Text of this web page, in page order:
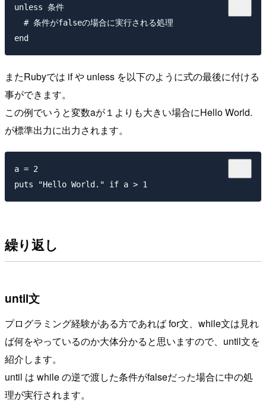
unless 条件
  # 条件がfalseの場合に実行される処理
またRubyでは if や unless を以下のように式の最後に付ける
事ができます。
この例でいうと変数aが１よりも大きい場合にHello World.
が標準出力に出力されます。
a = 2
繰り返し
until文
プログラミング経験がある方であれば for文、while文は見れ
ば何をやっているのか大体分かると思いますので、until文を
紹介します。
until は while の逆で渡した条件がfalseだった場合に中の処
理が実行されます。